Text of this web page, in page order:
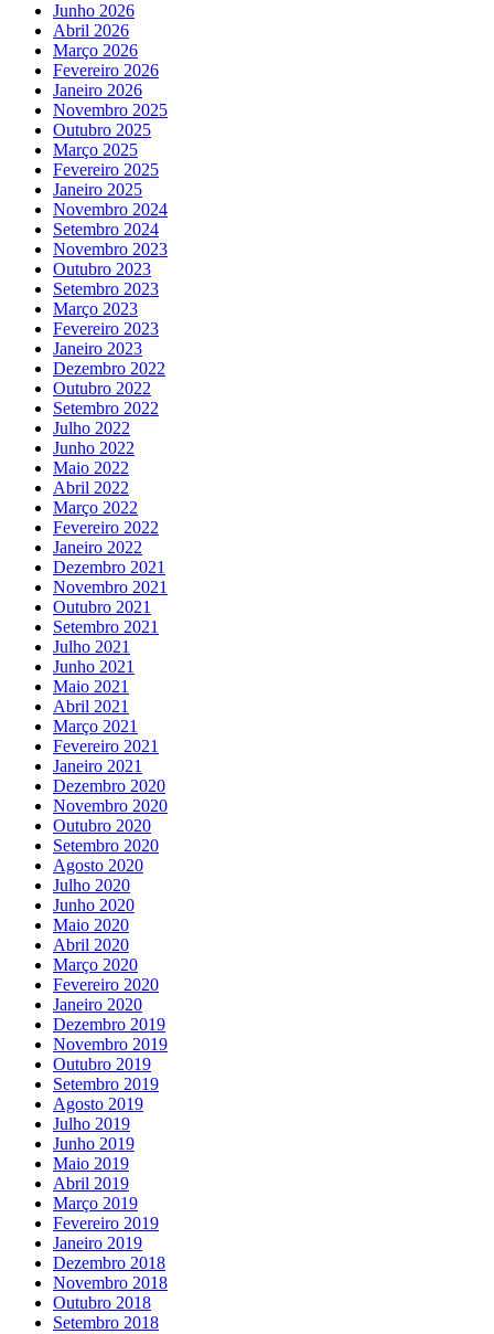
Junho 2026
Abril 2026
Março 2026
Fevereiro 2026
Janeiro 2026
Novembro 2025
Outubro 2025
Março 2025
Fevereiro 2025
Janeiro 2025
Novembro 2024
Setembro 2024
Novembro 2023
Outubro 2023
Setembro 2023
Março 2023
Fevereiro 2023
Janeiro 2023
Dezembro 2022
Outubro 2022
Setembro 2022
Julho 2022
Junho 2022
Maio 2022
Abril 2022
Março 2022
Fevereiro 2022
Janeiro 2022
Dezembro 2021
Novembro 2021
Outubro 2021
Setembro 2021
Julho 2021
Junho 2021
Maio 2021
Abril 2021
Março 2021
Fevereiro 2021
Janeiro 2021
Dezembro 2020
Novembro 2020
Outubro 2020
Setembro 2020
Agosto 2020
Julho 2020
Junho 2020
Maio 2020
Abril 2020
Março 2020
Fevereiro 2020
Janeiro 2020
Dezembro 2019
Novembro 2019
Outubro 2019
Setembro 2019
Agosto 2019
Julho 2019
Junho 2019
Maio 2019
Abril 2019
Março 2019
Fevereiro 2019
Janeiro 2019
Dezembro 2018
Novembro 2018
Outubro 2018
Setembro 2018